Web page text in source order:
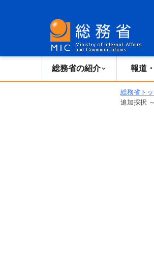
総務省の紹介 報道
総務省ト
追加採択